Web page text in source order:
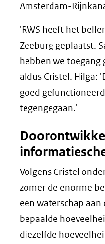
Amsterdam-
'RWS heeft het
Zeeburg geplaatst.
hebben we
aldus Cristel. Hilga:
goed
tegengegaan.'
Volgens Cristel
zomer de enorme
een waterschap aan
bepaalde
diezelfde